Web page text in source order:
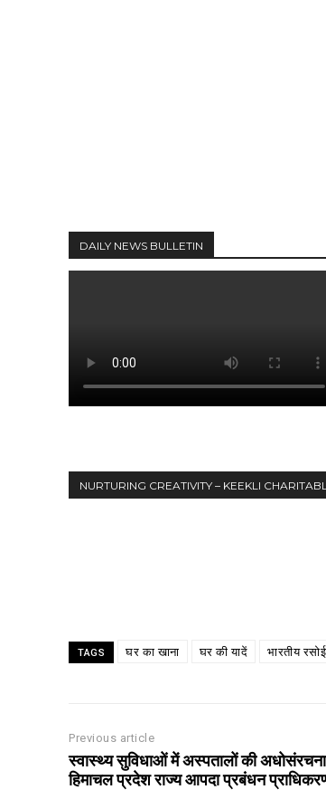
DAILY NEWS BULLETIN
NURTURING CREATIVITY – KEEKLI
TAGS घर का खाना घर की यादें भारतीय रसोई
Previous article
स्वास्थ्य सुविधाओं में अस्पतालों की
हिमाचल प्रदेश राज्य आपदा प्रबंधन